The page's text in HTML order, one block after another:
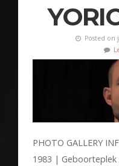
Posted on
PHOTO GALLERY
1983 |